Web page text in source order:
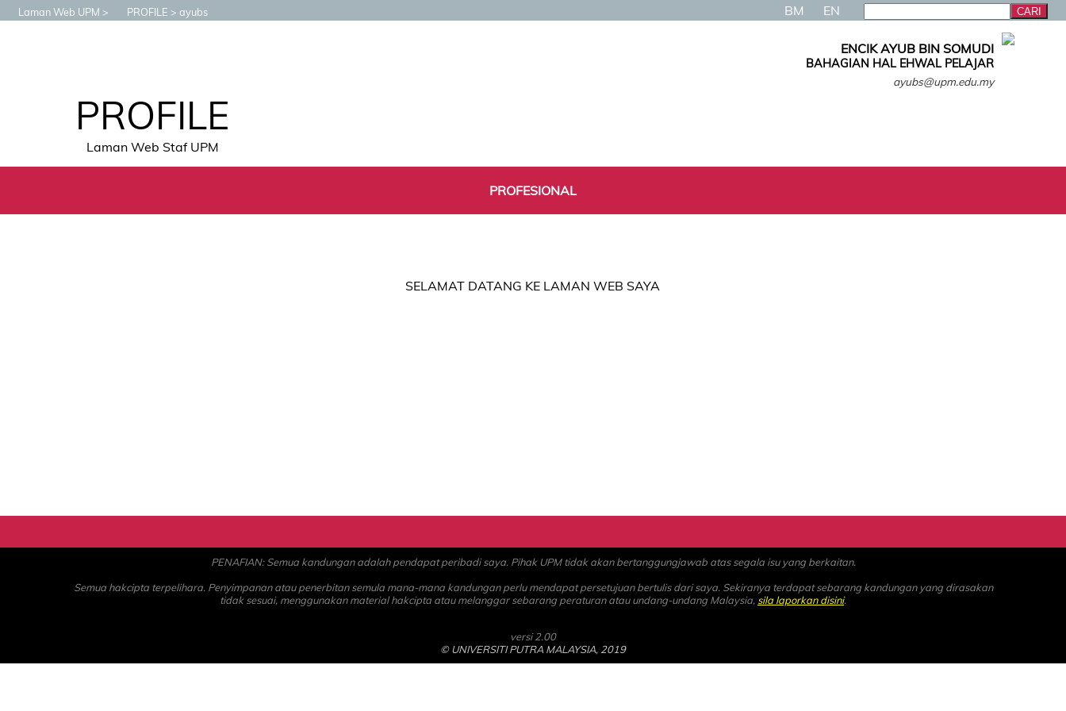
Laman Web UPM PROFILE ayubs BM EN
PROFILE
Laman Web Staf UPM
ENCIK AYUB BIN SOMUDI
BAHAGIAN HAL EHWAL PELAJAR
ayubs@upm.edu.my
PROFESIONAL
SELAMAT DATANG KE LAMAN WEB SAYA
PENAFIAN: Semua kandungan adalah pendapat peribadi saya. Pihak UPM tidak akan bertanggungjawab atas segala isu yang berkaitan.
Semua hakcipta terpelihara. Penyimpanan atau penerbitan semula mana-mana kandungan perlu mendapat persetujuan bertulis dari saya. Sekiranya terdapat sebarang kandungan yang dirasakan
tidak sesuai, menggunakan material hakcipta atau melanggar sebarang peraturan atau undang-undang Malaysia, sila laporkan disini.
versi 2.00
© UNIVERSITI PUTRA MALAYSIA, 2019